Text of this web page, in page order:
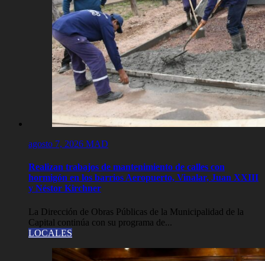
agosto 7, 2026 MAD
Realizan trabajos de mantenimiento de calles con
hormigón en los barrios Aeropuerto, Vinalar, Juan XXIII
y Néstor Kirchner
La Dirección de Obras Públicas de la Municipalidad de la
Capital continúa con su programa de...
LOCALES